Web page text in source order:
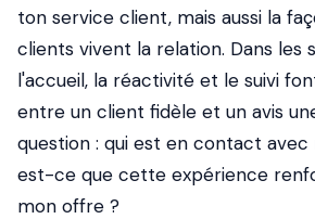
ton service client, mais aussi la
clients vivent la relation. Dans les
l'accueil, la réactivité et le suivi
entre un client fidèle et un avis
question : qui est en contact
est-ce que cette expérience
mon offre ?